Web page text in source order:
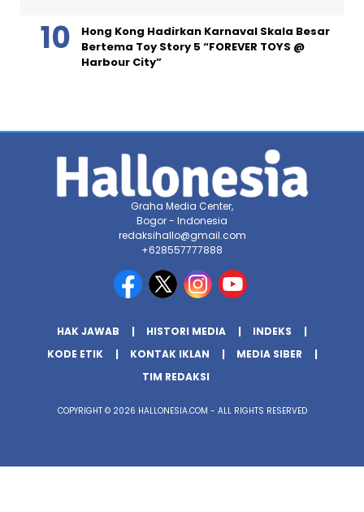
Hong Kong Hadirkan Karnaval Skala Besar
Bertema Toy Story 5 “FOREVER TOYS @
Harbour City”
Graha Media Center,
Bogor - Indonesia
redaksihallo@gmail.com
+628557777888
HAK JAWAB HISTORI MEDIA
INDEKS
KODE ETIK
KONTAK IKLAN
MEDIA SIBER
TIM REDAKSI
COPYRIGHT © 2026 HALLONESIA.COM - ALL RIGHTS RESERVED